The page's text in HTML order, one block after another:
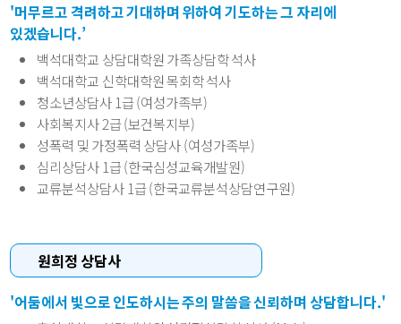
'머무르고 격려하고 기대하며 위하여 기도하는 그 자리에
있겠습니다.’
백석대학교 상담대학원 가족상담학 석사
백석대학교 신학대학원 목회학 석사
청소년상담사 1급 (여성가족부)
사회복지사 2급 (보건복지부)
성폭력 및 가정폭력 상담사 (여성가족부)
심리상담사 1급 (한국심성교육개발원)
교류분석상담사 1급 (한국교류분석상담연구원)
원희정 상담사
'어둠에서 빛으로 인도하시는 주의 말씀을 신뢰하며 상담합니다.'